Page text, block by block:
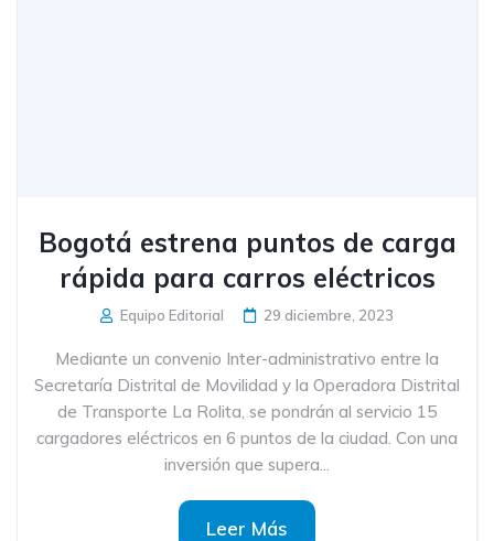
Bogotá estrena puntos de carga
rápida para carros eléctricos
Equipo Editorial 29 diciembre, 2023
Mediante un convenio Inter-administrativo entre la
Secretaría Distrital de Movilidad y la Operadora Distrital
de Transporte La Rolita, se pondrán al servicio 15
cargadores eléctricos en 6 puntos de la ciudad. Con una
inversión que supera...
Leer Más